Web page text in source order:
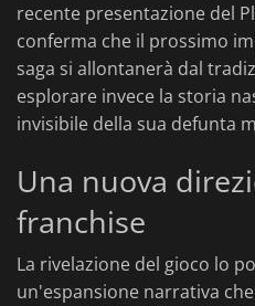
recente presentazione del
conferma che il prossimo
saga si allontanerà dal
esplorare invece la storia
invisibile della sua defunta
Una nuova
franchise
La rivelazione del gioco lo
un'espansione narrativa